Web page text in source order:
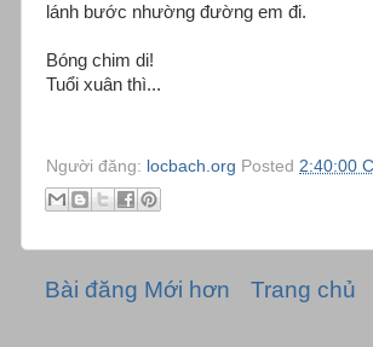
lánh bước nhường đường em đi.
Bóng chim di!
Tuổi xuân thì...
Người đăng: locbach.org Posted 2:40:00
Bài đăng Mới hơn Trang chủ